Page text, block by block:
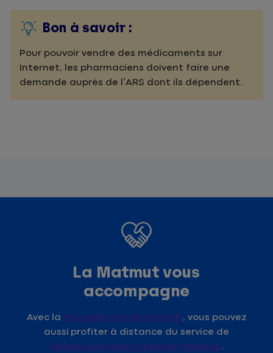
Bon à savoir :
Pour pouvoir vendre des médicaments sur
Internet, les pharmaciens doivent faire une
demande auprès de l’ARS dont ils dépendent.
La Matmut vous
accompagne
Avec la Mutuelle Ociane Matmut, vous pouvez
aussi profiter à distance du service de
téléconsultation médicale Medaviz.